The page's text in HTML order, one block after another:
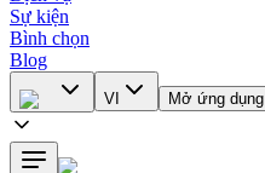
Sự kiện
Bình chọn
Blog
VI Mở ứng dụng